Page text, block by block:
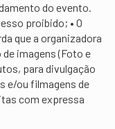
do evento.
proibido; • O
que a organizadora
imagens (Foto e
para divulgação
e/ou filmagens de
com expressa